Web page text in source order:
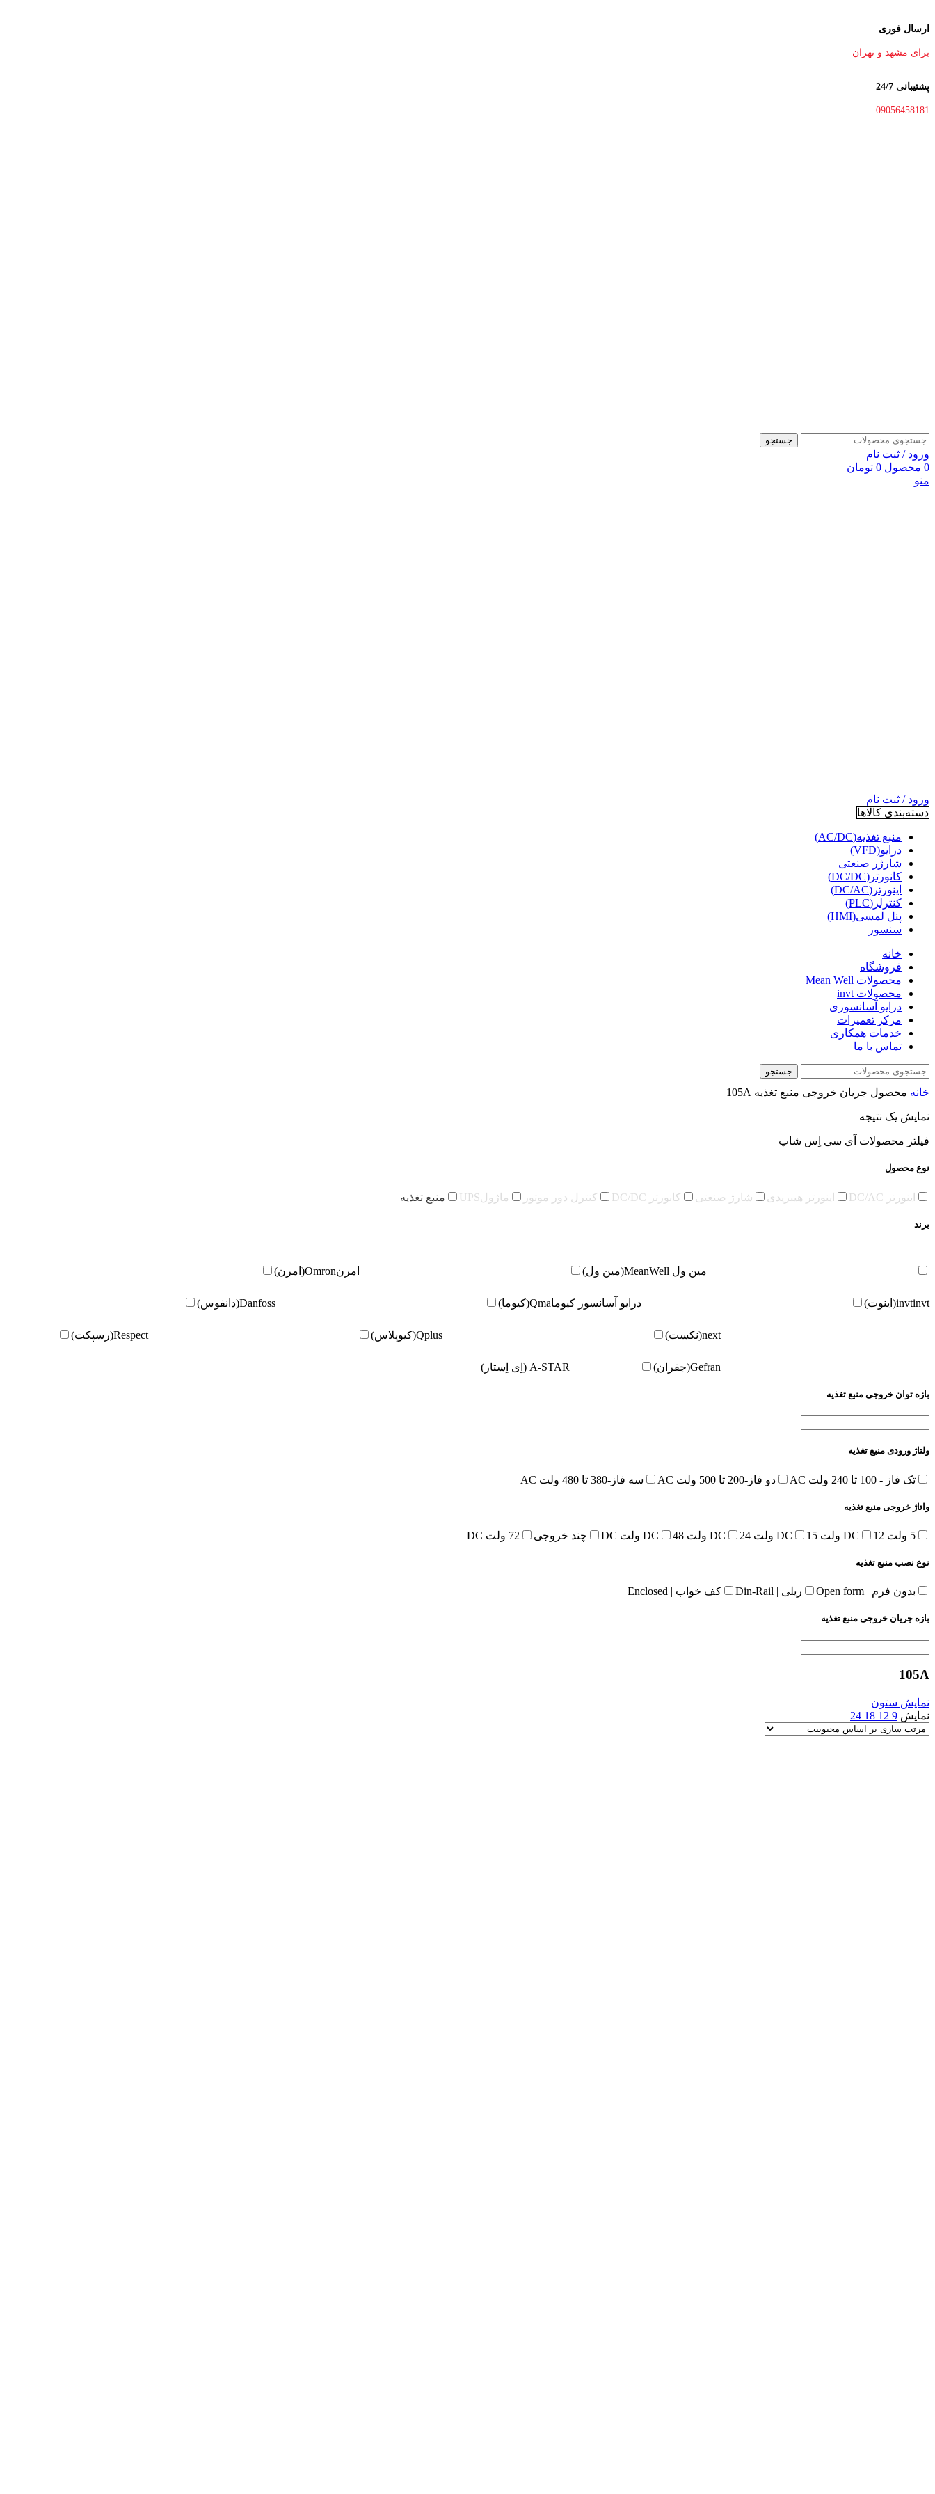
ارسال فوری
برای مشهد و تهران
پشتیبانی 24/7
09056458181
جستجو
ورود / ثبت نام
0 محصول 0 تومان
منو
ورود / ثبت نام
دسته‌بندی کالاها
منبع تغذیه(AC/DC)
درایو(VFD)
شارژر صنعتی
کانورتر(DC/DC)
اینورتر(DC/AC)
کنترلر(PLC)
پنل لمسی(HMI)
سنسور
خانه
فروشگاه
محصولات Mean Well
محصولات invt
درایو آسانسوری
مرکز تعمیرات
خدمات همکاری
تماس با ما
جستجو
خانه محصول جریان خروجی منبع تغذیه 105A
نمایش یک نتیجه
فیلتر محصولات آی سی اِس شاپ
نوع محصول
اینورتر DC/AC اینورتر هیبریدی شارژ صنعتی کانورتر DC/DC کنترل دور موتور ماژولUPS منبع تغذیه
برند
مین ول MeanWell(مین ول) امرنOmron(امرن)
invtinvt(اینوت) درایو آسانسور کیوماQma(کیوما) Danfoss(دانفوس)
next(نکست) Qplus(کیوپلاس) Respect(رسپکت)
Gefran(جفران) A-STAR (اِی اِستار)
بازه توان خروجی منبع تغذیه
ولتاژ ورودی منبع تغذیه
تک فاز - 100 تا 240 ولت AC دو فاز-200 تا 500 ولت AC سه فاز-380 تا 480 ولت AC
واتاژ خروجی منبع تغذیه
5 ولت DC 12 ولت DC 15 ولت DC 24 ولت DC 48 ولت DC چند خروجی 72 ولت DC
نوع نصب منبع تغذیه
بدون فرم | Open form ریلی | Din-Rail کف خواب | Enclosed
بازه جریان خروجی منبع تغذیه
105A
نمایش ستون
نمایش 9
12
18
24